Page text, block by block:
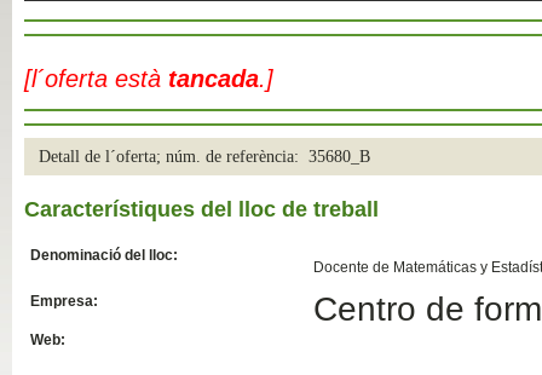
[l´oferta està tancada.]
Detall de l´oferta; núm. de referència: 35680_B
Característiques del lloc de treball
Denominació del lloc:
Docente de Matemáticas y
Empresa:
Centro de
Web: